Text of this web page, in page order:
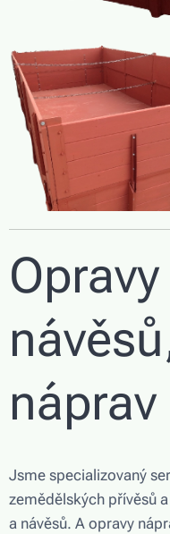
náprav
Jsme specializovaný
zemědělských přívěsů
a návěsů. A opravy